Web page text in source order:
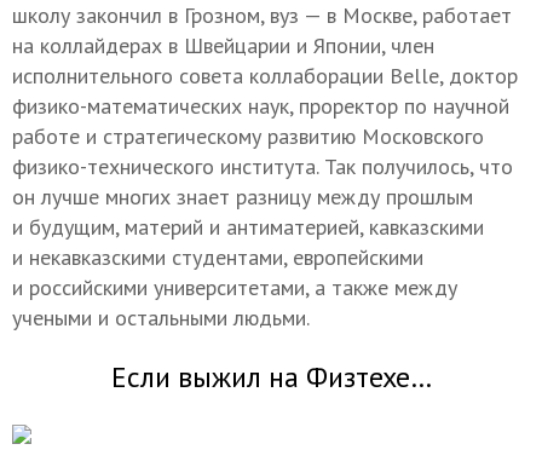
школу закончил в Грозном, вуз — в Москве, работает
на коллайдерах в Швейцарии и Японии, член
исполнительного совета коллаборации Belle, доктор
физико-математических наук, проректор по научной
работе и стратегическому развитию Московского
физико-технического института. Так получилось, что
он лучше многих знает разницу между прошлым
и будущим, материй и антиматерией, кавказскими
и некавказскими студентами, европейскими
и российскими университетами, а также между
учеными и остальными людьми.
Если выжил на Физтехе…